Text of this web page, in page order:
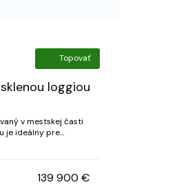
Topovať
loggiou
v mestskej časti
139 900 €